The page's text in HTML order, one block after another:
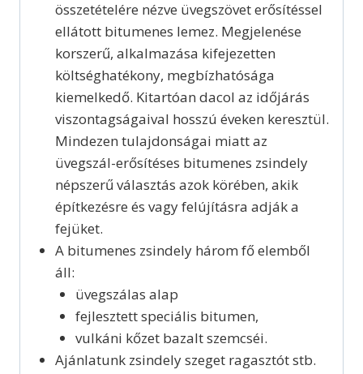
összetételére nézve üvegszövet erősítéssel
ellátott bitumenes lemez. Megjelenése
korszerű, alkalmazása kifejezetten
költséghatékony, megbízhatósága
kiemelkedő. Kitartóan dacol az időjárás
viszontagságaival hosszú éveken keresztül.
Mindezen tulajdonságai miatt az
üvegszál-erősítéses bitumenes zsindely
népszerű választás azok körében, akik
építkezésre és vagy felújításra adják a
fejüket.
A bitumenes zsindely három fő elemből
áll:
üvegszálas alap
fejlesztett speciális bitumen,
vulkáni kőzet bazalt szemcséi.
Ajánlatunk zsindely szeget ragasztót stb.